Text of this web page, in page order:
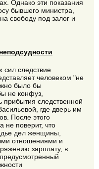
Однако эти показания
бывшего министра,
свободу под залог и
сил следствие
человеком "не
было бы
не конфуз,
прибытия следственной
где дверь им
После этого
не поверит, что
дел женщины,
отношениями и
зарплату, в